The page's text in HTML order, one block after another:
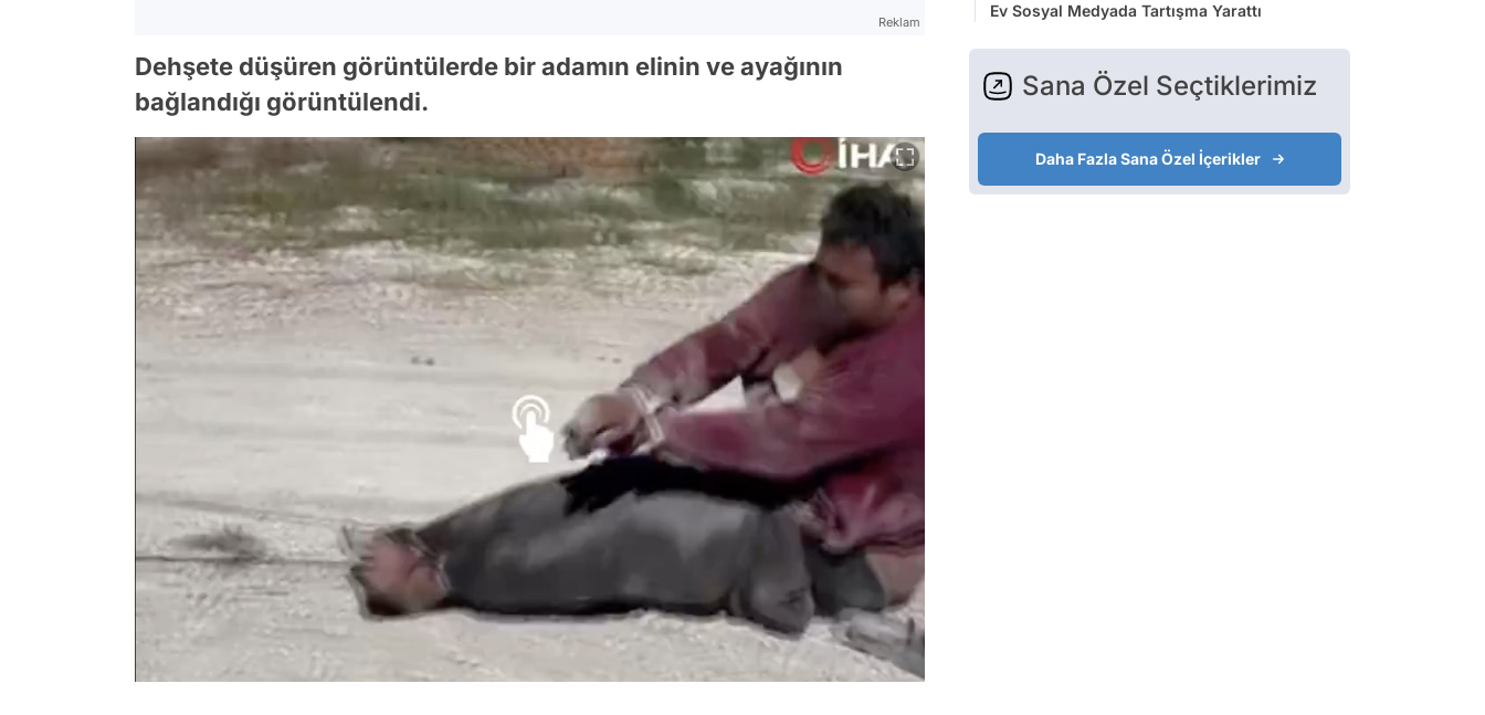
Reklam
Dehşete düşüren görüntülerde bir adamın elinin ve ayağının
bağlandığı görüntülendi.
Ev Sosyal Medyada Tartışma Yarattı
Sana Özel Seçtiklerimiz
Daha Fazla Sana Özel İçerikler